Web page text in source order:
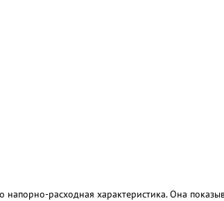
расходная характеристика. Она